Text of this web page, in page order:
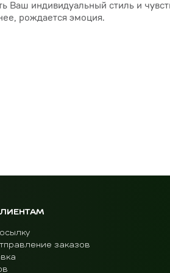
Ваш индивидуальный стиль и
рождается эмоция.
заказов